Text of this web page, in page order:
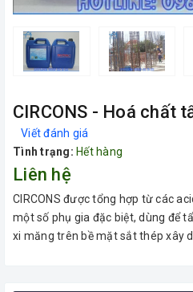
CIRCONS - Hoá chất
Viết đánh giá
Tình trạng: Hết hàng
Liên hệ
CIRCONS được tổng hợp từ các
một số phụ gia đặc biệt, dùng để
xi măng trên bề mặt sắt thép xây